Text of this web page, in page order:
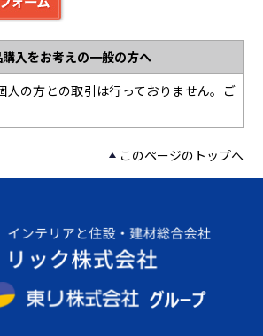
入をお考えの一般の方へ
人の方との取引は行っておりません。ご
このページのトップへ